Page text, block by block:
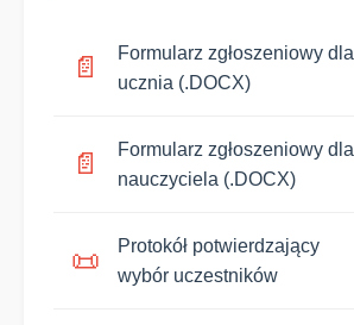
📄
Formularz zgłoszeniowy dla
ucznia (.DOCX)
📄
Formularz zgłoszeniowy dla
nauczyciela (.DOCX)
📜
Protokół potwierdzający
wybór uczestników